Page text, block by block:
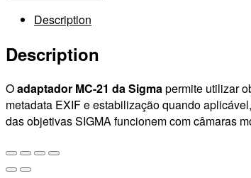
Description
Description
Oadaptador MC-21 daSigmapermite utilizar
metadata EXIF e estabilização quando
das objetivas SIGMA funcionem com câmaras